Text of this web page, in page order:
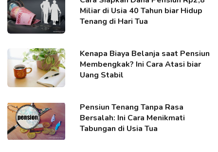
Miliar di Usia 40 Tahun biar Hidup
Tenang di Hari Tua
Kenapa Biaya Belanja saat Pensiun
Membengkak? Ini Cara Atasi biar
Uang Stabil
Pensiun Tenang Tanpa Rasa
Bersalah: Ini Cara Menikmati
Tabungan di Usia Tua